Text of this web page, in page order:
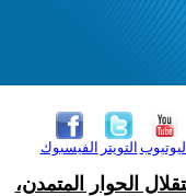
الفيسبوك التويتر
الحوار المتمدن،